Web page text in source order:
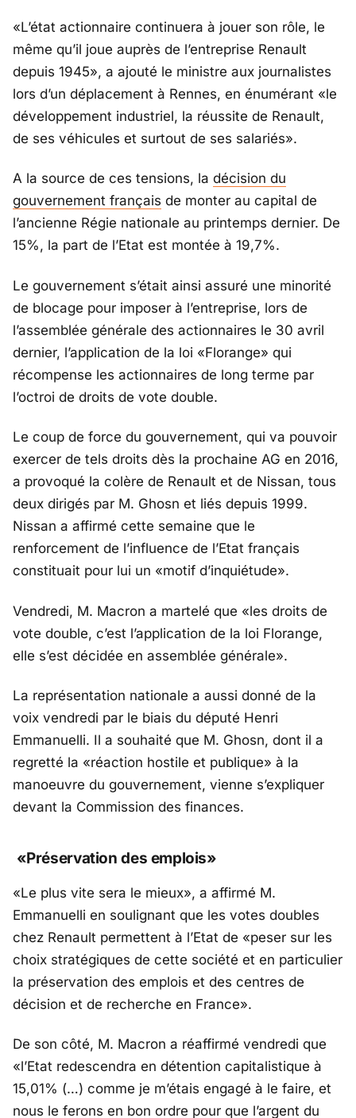
«L’état actionnaire continuera à jouer son rôle, le
même qu’il joue auprès de l’entreprise Renault
depuis 1945», a ajouté le ministre aux journalistes
lors d’un déplacement à Rennes, en énumérant «le
développement industriel, la réussite de Renault,
de ses véhicules et surtout de ses salariés».
A la source de ces tensions, la décision du
gouvernement français de monter au capital de
l’ancienne Régie nationale au printemps dernier. De
15%, la part de l’Etat est montée à 19,7%.
Le gouvernement s’était ainsi assuré une minorité
de blocage pour imposer à l’entreprise, lors de
l’assemblée générale des actionnaires le 30 avril
dernier, l’application de la loi «Florange» qui
récompense les actionnaires de long terme par
l’octroi de droits de vote double.
Le coup de force du gouvernement, qui va pouvoir
exercer de tels droits dès la prochaine AG en 2016,
a provoqué la colère de Renault et de Nissan, tous
deux dirigés par M. Ghosn et liés depuis 1999.
Nissan a affirmé cette semaine que le
renforcement de l’influence de l’Etat français
constituait pour lui un «motif d’inquiétude».
Vendredi, M. Macron a martelé que «les droits de
vote double, c’est l’application de la loi Florange,
elle s’est décidée en assemblée générale».
La représentation nationale a aussi donné de la
voix vendredi par le biais du député Henri
Emmanuelli. Il a souhaité que M. Ghosn, dont il a
regretté la «réaction hostile et publique» à la
manoeuvre du gouvernement, vienne s’expliquer
devant la Commission des finances.
«Préservation des emplois»
«Le plus vite sera le mieux», a affirmé M.
Emmanuelli en soulignant que les votes doubles
chez Renault permettent à l’Etat de «peser sur les
choix stratégiques de cette société et en particulier
la préservation des emplois et des centres de
décision et de recherche en France».
De son côté, M. Macron a réaffirmé vendredi que
«l’Etat redescendra en détention capitalistique à
15,01% (…) comme je m’étais engagé à le faire, et
nous le ferons en bon ordre pour que l’argent du